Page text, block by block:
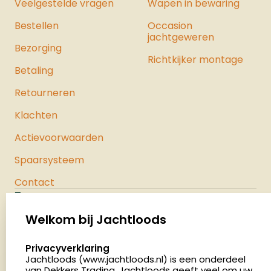
haalt. Bekijk hier ons hele assortiment
luchtpistolen.
Veelgestelde vragen
Bestellen
Bezorging
Betaling
Retourneren
Klachten
Actievoorwaarden
Spaarsysteem
Contact
Wapen in bewaring
Occasion
jachtgeweren
Richtkijker montage
Palenrij 1
Nederland
Welkom bij Jachtloods
select language
Privacyverklaring
Jachtloods (www.jachtloods.nl) is een onderdeel